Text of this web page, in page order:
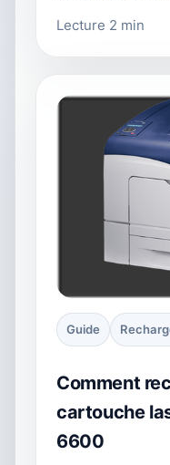
Lecture 2 min
Guide
Comment
cartouche
6600